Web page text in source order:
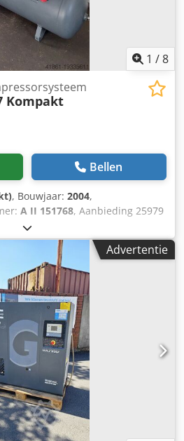
1 /8
Kompakt
Bellen
, Bouwjaar: 2004,
A II 151768, Aanbieding 25979
- Werkdruk: 10 bar Dwjdpfx
15,9 l/s - Aandrijving: 400 V /
tpm - Luchtketel: 250 l -
x H 1.830 x D 1.050 mm -
Advertentie